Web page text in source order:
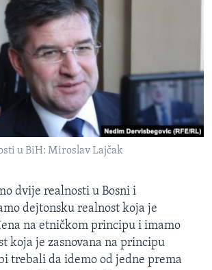
u BiH: Miroslav Lajčak
dvije realnosti u Bosni i
dejtonsku realnost koja je
na etničkom principu i imamo
koja je zasnovana na principu
trebali da idemo od jedne prema